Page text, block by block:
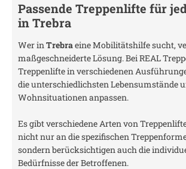
Passende Treppenlifte für
inTrebra
Wer inTrebraeine Mobilitätshilfe sucht,
maßgeschneiderte Lösung. Bei REAL
Treppenlifte in verschiedenen
die unterschiedlichsten Lebensumstände
Wohnsituationen anpassen.
Es gibt verschiedene Arten von
nicht nur an die spezifischen
sondern berücksichtigen auch die
Bedürfnisse der Betroffenen.